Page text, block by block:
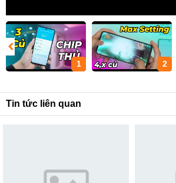
1 2
Tin tức liên quan